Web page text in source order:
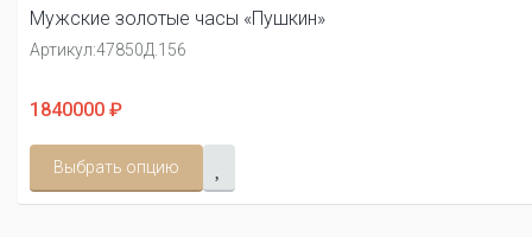
Мужские золотые часы «Пушкин»
Артикул:47850Д.156
1840000 ₽
Выбрать опцию